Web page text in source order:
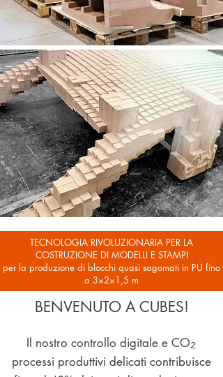
TECNOLOGIA RIVOLUZIONARIA PER LA
COSTRUZIONE DI MODELLI E STAMPI
per la produzione di blocchi quasi sagomati in PU fino
a 3×2×1,5 m
BENVENUTO A CUBES!
Il nostro controllo digitale e CO₂
processi produttivi delicati contribuisce